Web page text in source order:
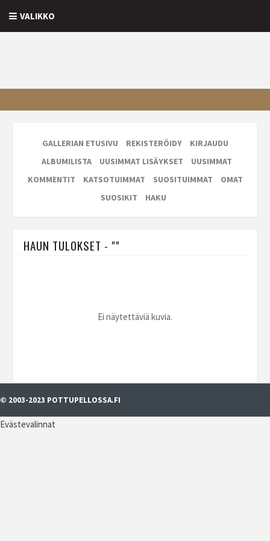
VALIKKO
GALLERIAN ETUSIVU REKISTERÖIDY
KIRJAUDU
ALBUMILISTA
UUSIMMAT LISÄYKSET
UUSIMMAT
KOMMENTIT
KATSOTUIMMAT SUOSITUIMMAT
OMAT
SUOSIKIT
HAKU
HAUN TULOKSET - ""
Ei näytettäviä kuvia.
© 2003-2023 POTTUPELLOSSA.FI
Evästevalinnat